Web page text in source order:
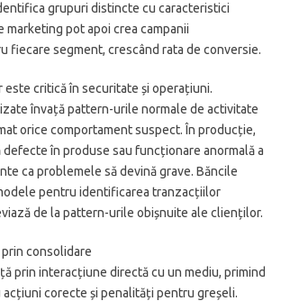
grupuri distincte cu caracteristici
marketing pot apoi crea campanii
fiecare segment, crescând rata de conversie.
critică în securitate și operațiuni.
învață pattern-urile normale de activitate
orice comportament suspect. În producție,
în produse sau funcționare anormală a
ca problemele să devină grave. Băncile
pentru identificarea tranzacțiilor
de la pattern-urile obișnuite ale clienților.
consolidare
prin interacțiune directă cu un mediu, primind
corecte și penalități pentru greșeli.